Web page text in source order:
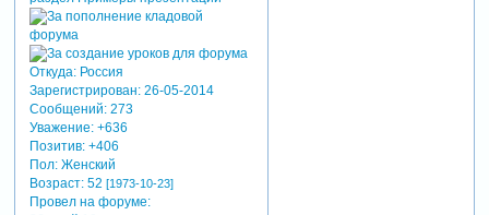
Откуда:Россия
Зарегистрирован: 26-05-2014
Сообщений:273
Уважение: +636
Позитив: +406
Пол:Женский
Возраст:52 [1973-10-23]
Провел на форуме: